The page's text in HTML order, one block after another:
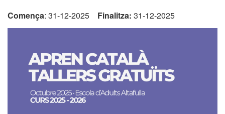
Mobilitat
Comença: 31-12-2025 Finalitza: 31-12-2025